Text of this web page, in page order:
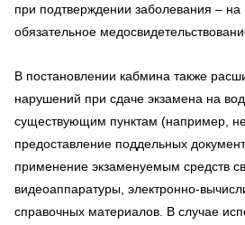
при подтверждении заболевания – на
обязательное
В постановлении кабмина также
нарушений при сдаче экзамена на
существующим пунктам (например,
предоставление поддельных
применение экзаменуемым средств
видеоаппаратуры, электронно-
справочных материалов. В случае